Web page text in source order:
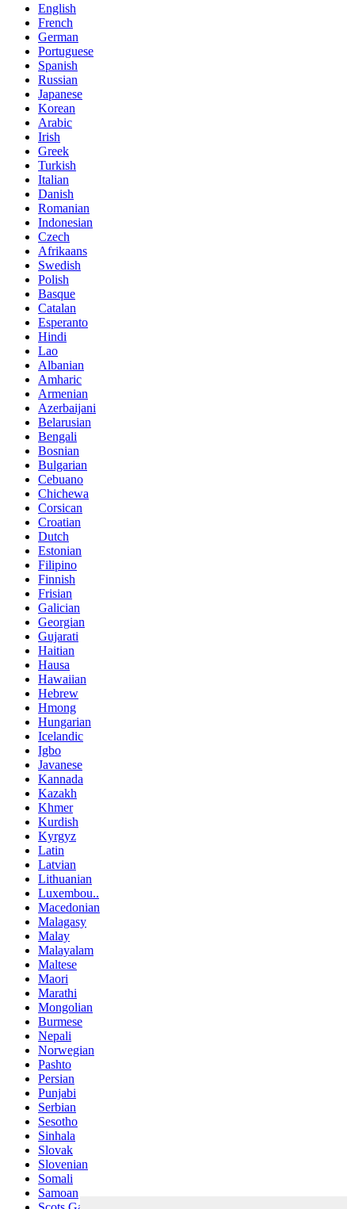
English
French
German
Portuguese
Spanish
Russian
Japanese
Korean
Arabic
Irish
Greek
Turkish
Italian
Danish
Romanian
Indonesian
Czech
Afrikaans
Swedish
Polish
Basque
Catalan
Esperanto
Hindi
Lao
Albanian
Amharic
Armenian
Azerbaijani
Belarusian
Bengali
Bosnian
Bulgarian
Cebuano
Chichewa
Corsican
Croatian
Dutch
Estonian
Filipino
Finnish
Frisian
Galician
Georgian
Gujarati
Haitian
Hausa
Hawaiian
Hebrew
Hmong
Hungarian
Icelandic
Igbo
Javanese
Kannada
Kazakh
Khmer
Kurdish
Kyrgyz
Latin
Latvian
Lithuanian
Luxembou..
Macedonian
Malagasy
Malay
Malayalam
Maltese
Maori
Marathi
Mongolian
Burmese
Nepali
Norwegian
Pashto
Persian
Punjabi
Serbian
Sesotho
Sinhala
Slovak
Slovenian
Somali
Samoan